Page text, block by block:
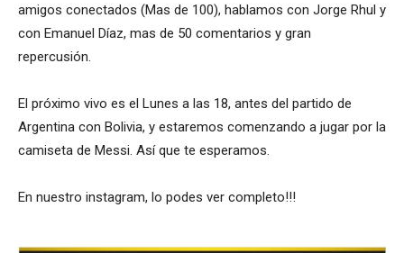
amigos conectados (Mas de 100), hablamos con Jorge Rhul y
con Emanuel Díaz, mas de 50 comentarios y gran
repercusión.
El próximo vivo es el Lunes a las 18, antes del partido de
Argentina con Bolivia, y estaremos comenzando a jugar por la
camiseta de Messi. Así que te esperamos.
En nuestro instagram, lo podes ver completo!!!